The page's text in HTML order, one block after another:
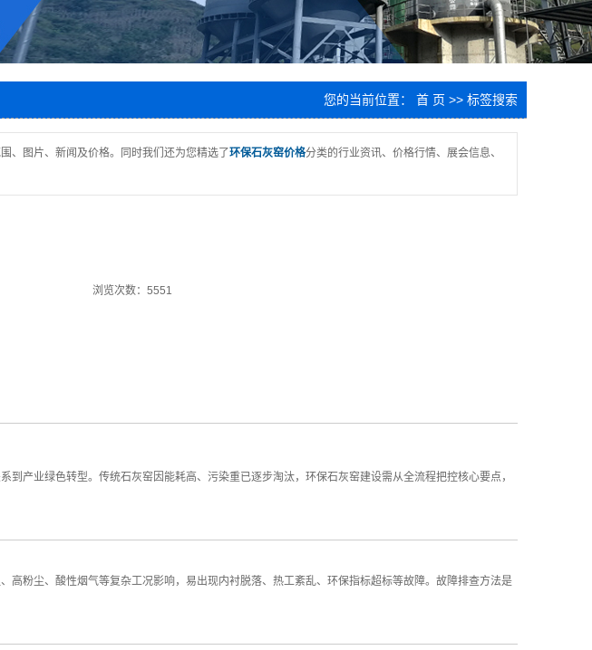
石灰窑专用卷扬机
您的当前位置： 首 页 >> 标签搜索
、图片、新闻及价格。同时我们还为您精选了环保石灰窑价格分类的行业资讯、价格行情、展会信息、
浏览次数：5551
产业绿色转型。传统石灰窑因能耗高、污染重已逐步淘汰，环保石灰窑建设需从全流程把控核心要点，
粉尘、酸性烟气等复杂工况影响，易出现内衬脱落、热工紊乱、环保指标超标等故障。故障排查方法是